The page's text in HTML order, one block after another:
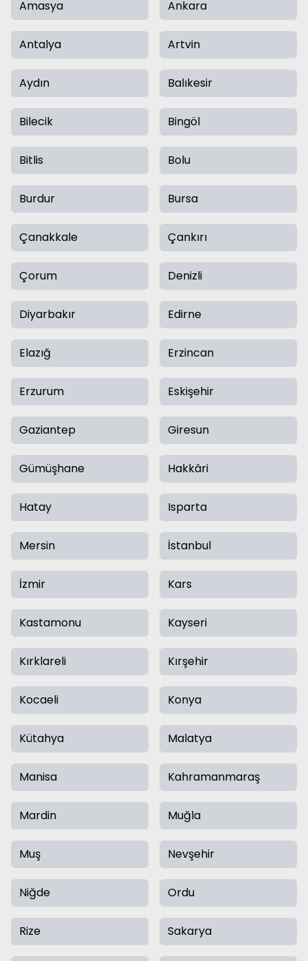
Amasya Ankara
Antalya Artvin
Aydın Balıkesir
Bilecik Bingöl
Bitlis Bolu
Burdur Bursa
Çanakkale Çankırı
Çorum Denizli
Diyarbakır Edirne
Elazığ Erzincan
Erzurum Eskişehir
Gaziantep Giresun
Gümüşhane Hakkâri
Hatay Isparta
Mersin İstanbul
İzmir Kars
Kastamonu Kayseri
Kırklareli Kırşehir
Kocaeli Konya
Kütahya Malatya
Manisa Kahramanmaraş
Mardin Muğla
Muş Nevşehir
Niğde Ordu
Rize Sakarya